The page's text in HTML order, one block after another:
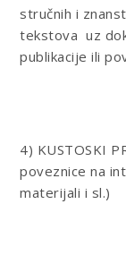
stručnih i
tekstova uz
publikacije ili
4) KUSTOSKI
poveznice na
materijali i sl.)